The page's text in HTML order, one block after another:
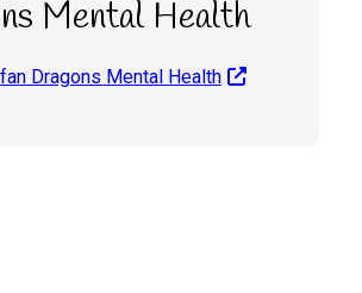
Mental Health
Dragons Mental Health